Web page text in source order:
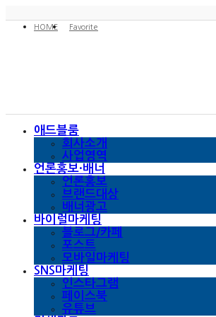
HOME
Favorite
애드블룸
회사소개
사업영역
언론홍보·배너
언론홍보
브랜드대상
배너광고
바이럴마케팅
블로그/카페
포스트
모바일마케팅
SNS마케팅
인스타그램
페이스북
유튜브